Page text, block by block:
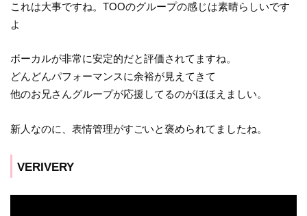
これは大事ですね。TOOのグループの感じは素晴らしいです
よ
ボーカルが非常に安定的だと評価されてますね。
どんどんパフォーマンスに余裕が見えてきて
他のお兄さんグループが応援してるのがほほえましい。
新人なのに、表情管理がすごいと褒められてましたね。
VERIVERY